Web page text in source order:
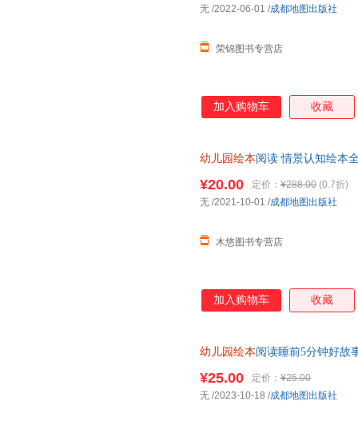
荣锦图书专营店
无 /2022-06-01 /成都地图出版社
加入购物车 收藏
幼儿园绘本阅读 情景认知绘本
¥20.00 定价： ¥288.00 (0.7折)
木悠图书专营店
无 /2021-10-01 /成都地图出版社
加入购物车 收藏
幼儿园绘本阅读睡前5分钟好故
¥25.00 定价： ¥25.00
无 /2023-10-18 /成都地图出版社